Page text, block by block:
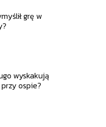
grę w
wyskakują
ospie?